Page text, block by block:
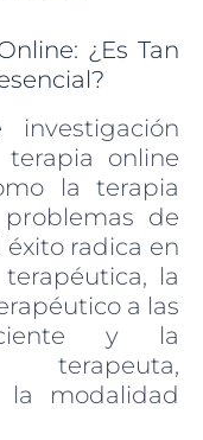
¿Es Tan
investigación
online
la terapia
de
radica en
la
a las
y la
la modalidad